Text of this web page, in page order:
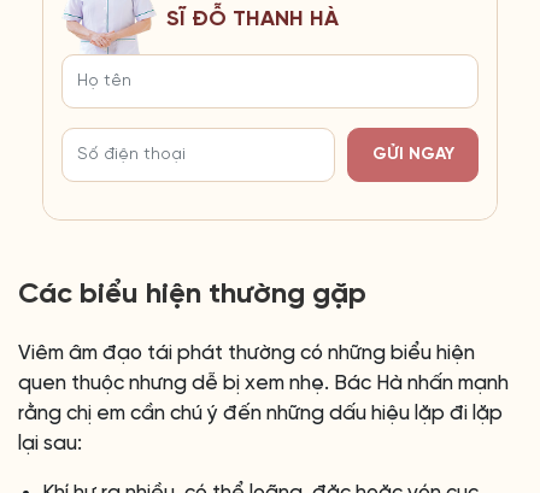
SĨ ĐỖ THANH HÀ
GỬI NGAY
Các biểu hiện thường gặp
Viêm âm đạo tái phát thường có những biểu hiện
quen thuộc nhưng dễ bị xem nhẹ. Bác Hà nhấn mạnh
rằng chị em cần chú ý đến những dấu hiệu lặp đi lặp
lại sau: